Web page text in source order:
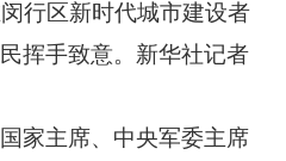
行区新时代城市建设者
挥手致意。新华社记者
主席、中央军委主席